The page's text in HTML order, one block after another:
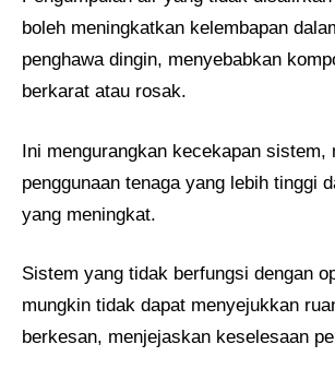
boleh meningkatkan kelembapan
penghawa dingin, menyebabkan
berkarat atau rosak.
Ini mengurangkan kecekapan sistem,
penggunaan tenaga yang lebih tinggi
yang meningkat.
Sistem yang tidak berfungsi dengan
mungkin tidak dapat menyejukkan
berkesan, menjejaskan keselesaan